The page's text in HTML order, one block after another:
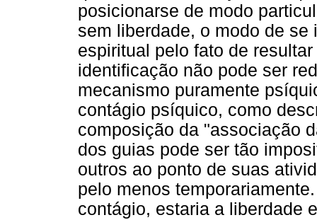
posicionarse de modo
sem liberdade, o modo de
espiritual pelo fato de
identificação não pode ser
mecanismo puramente
contágio psíquico, como
composição da "associação
dos guias pode ser tão
outros ao ponto de suas
pelo menos
contágio, estaria a liberdade